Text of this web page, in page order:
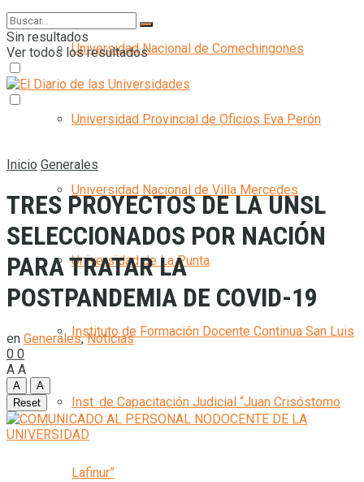
Universidad Nacional de Comechingones
Universidad Provincial de Oficios Eva Perón
Universidad Nacional de Villa Mercedes
Universidad de La Punta
Instituto de Formación Docente Continua San Luis
Inst. de Capacitación Judicial “Juan Crisóstomo
Lafinur”
Sin resultados
Ver todos los resultados
Inicio Generales
TRES PROYECTOS DE LA UNSL
SELECCIONADOS POR NACIÓN
PARA TRATAR LA
POSTPANDEMIA DE COVID-19
en Generales,Noticias
0 0
A A
A
A
Reset